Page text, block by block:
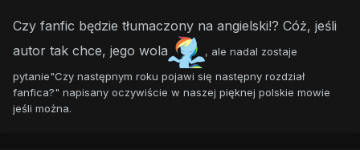
Czy fanfic będzie tłumaczony na angielski!? Cóż, jeśli
autor tak chce, jego wola
, ale nadal zostaje
pytanie"Czy następnym roku pojawi się następny rozdział
fanfica?" napisany oczywiście w naszej pięknej polskie mowie
jeśli można.